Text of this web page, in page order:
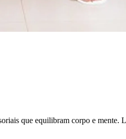
que equilibram corpo e